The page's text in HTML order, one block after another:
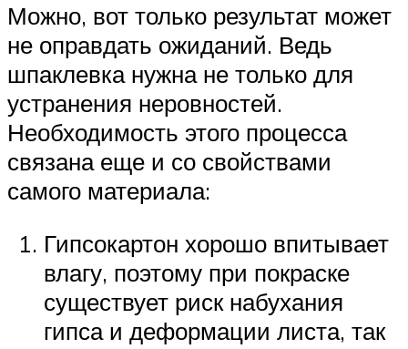
Можно, вот только результат может
не оправдать ожиданий. Ведь
шпаклевка нужна не только для
устранения неровностей.
Необходимость этого процесса
связана еще и со свойствами
самого материала:
Гипсокартон хорошо впитывает
влагу, поэтому при покраске
существует риск набухания
гипса и деформации листа, так